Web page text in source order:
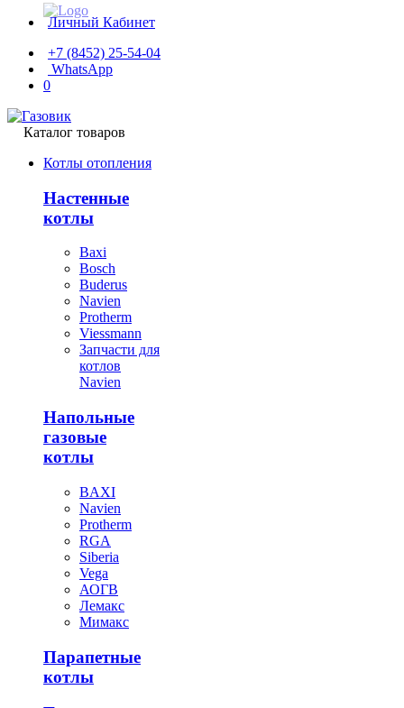
Личный Кабинет
+7 (8452) 25-54-04
WhatsApp
0
Каталог товаров
Котлы отопления
Настенные
котлы
Baxi
Bosch
Buderus
Navien
Protherm
Viessmann
Запчасти для
котлов
Navien
Напольные
газовые
котлы
BAXI
Navien
Protherm
RGA
Siberia
Vega
АОГВ
Лемакс
Мимакс
Парапетные
котлы